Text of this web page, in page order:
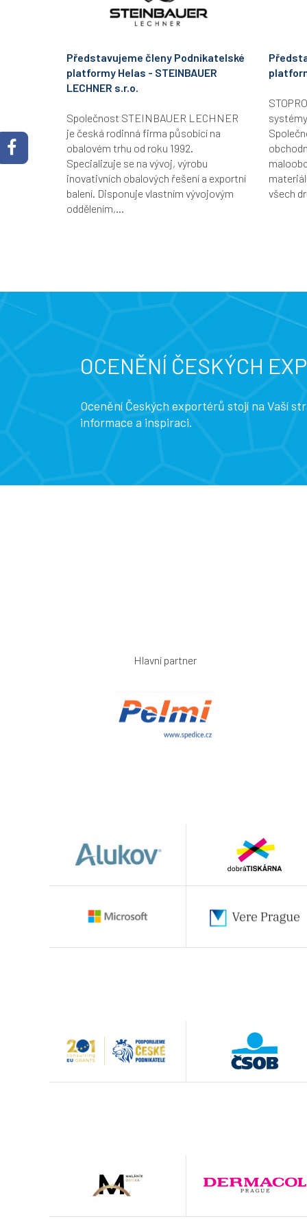
Představujeme členy Podnikatelské
platformy Helas - STEINBAUER
LECHNER s.r.o.
Společnost STEINBAUER LECHNER
je česká rodinná firma působící na
obalovém trhu od roku 1992.
Specializuje se na vývoj, výrobu
inovativních obalových řešení a exportní
balení. Disponuje vlastním vývojovým
oddělením,...
všech
OCENĚNÍ ČESKÝCH
Ocenění Českých exportérů stojí na Vaší
informace a inspiraci.
Hlavní partner